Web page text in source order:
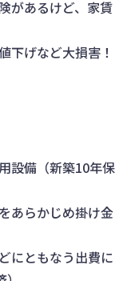
があるけど、家賃
下げなど大損害！
設備（新築10年保
あらかじめ掛け金
にともなう出費に